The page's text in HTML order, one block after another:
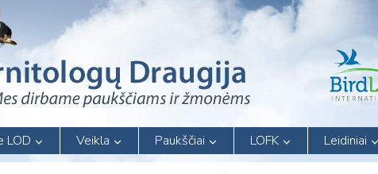
LOD Veikla Paukščiai LOFK Leidiniai